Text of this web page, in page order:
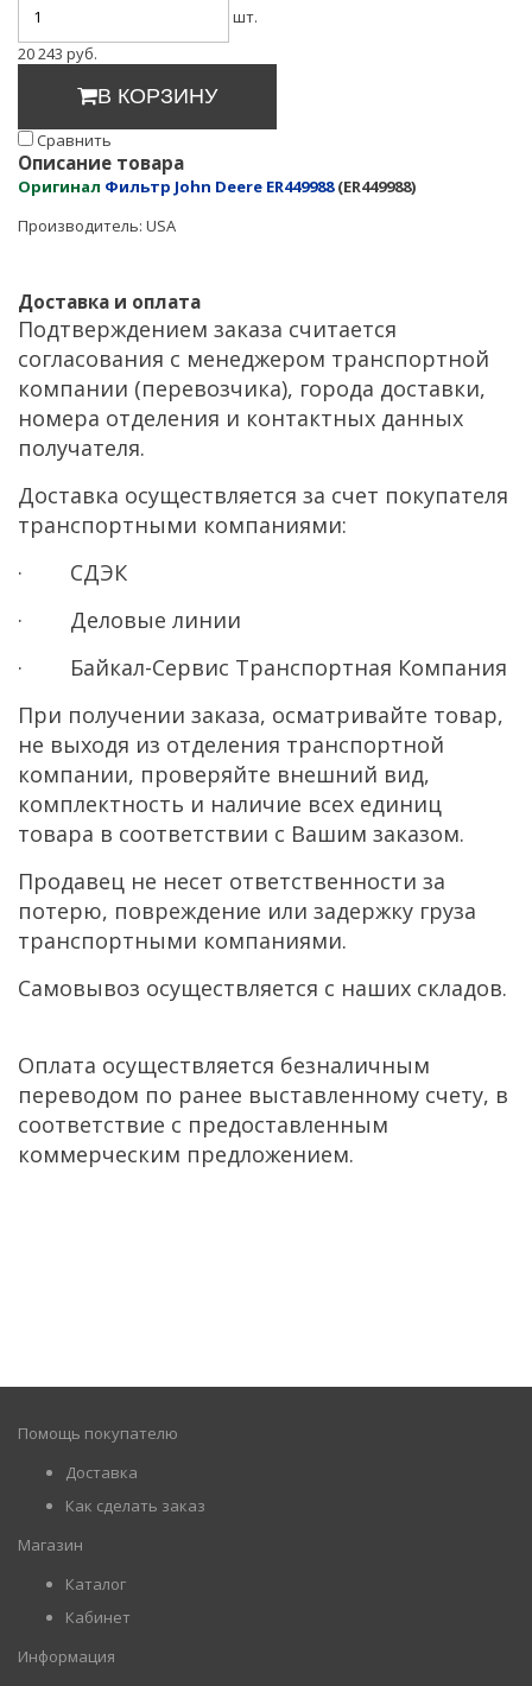
шт.
20 243 руб.
В КОРЗИНУ
Cравнить
Описание товара
Оригинал Фильтр John Deere ER449988(ER449988)
Производитель: USA
Доставка и оплата
Подтверждением заказа считается
согласования с менеджером транспортной
компании (перевозчика), города доставки,
номера отделения и контактных данных
получателя.
Доставка осуществляется за счет покупателя
транспортными компаниями:
· СДЭК
· Деловые линии
· Байкал-Сервис Транспортная Компания
При получении заказа, осматривайте товар,
не выходя из отделения транспортной
компании, проверяйте внешний вид,
комплектность и наличие всех единиц
товара в соответствии с Вашим заказом.
Продавец не несет ответственности за
потерю, повреждение или задержку груза
транспортными компаниями.
Самовывоз осуществляется с наших складов.
Оплата осуществляется безналичным
переводом по ранее выставленному счету, в
соответствие с предоставленным
коммерческим предложением.
Помощь покупателю
Доставка
Как сделать заказ
Магазин
Каталог
Кабинет
Информация